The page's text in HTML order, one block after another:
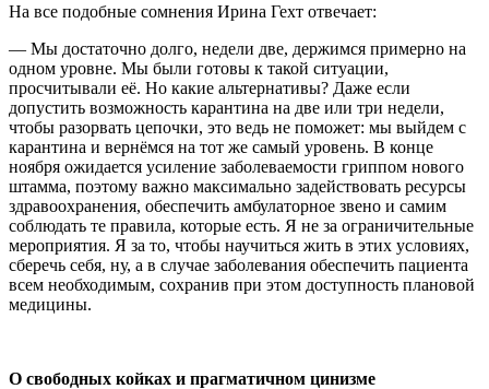
На все подобные сомнения Ирина Гехт отвечает:
— Мы достаточно долго, недели две, держимся примерно на
одном уровне. Мы были готовы к такой ситуации,
просчитывали её. Но какие альтернативы? Даже если
допустить возможность карантина на две или три недели,
чтобы разорвать цепочки, это ведь не поможет: мы выйдем с
карантина и вернёмся на тот же самый уровень. В конце
ноября ожидается усиление заболеваемости гриппом нового
штамма, поэтому важно максимально задействовать ресурсы
здравоохранения, обеспечить амбулаторное звено и самим
соблюдать те правила, которые есть. Я не за ограничительные
мероприятия. Я за то, чтобы научиться жить в этих условиях,
сберечь себя, ну, а в случае заболевания обеспечить пациента
всем необходимым, сохранив при этом доступность плановой
медицины.
О свободных койках и прагматичном цинизме